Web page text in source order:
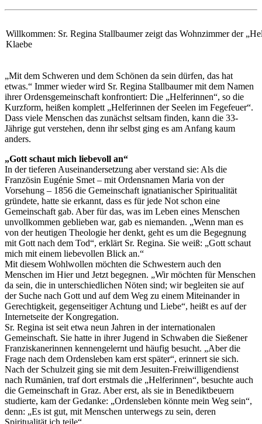
Willkommen: Sr. Regina Stallbaumer zeigt das Wohnzimmer der
Klaebe
„Mit dem Schweren und dem Schönen da sein dürfen, das hat
etwas.“ Immer wieder wird Sr. Regina Stallbaumer mit dem Namen
ihrer Ordensgemeinschaft konfrontiert: Die „Helferinnen“, so die
Kurzform, heißen komplett „Helferinnen der Seelen im Fegefeuer“.
Dass viele Menschen das zunächst seltsam finden, kann die 33-
Jährige gut verstehen, denn ihr selbst ging es am Anfang kaum
anders.
„Gott schaut mich liebevoll an“
In der tieferen Auseinandersetzung aber verstand sie: Als die
Französin Eugénie Smet – mit Ordensnamen Maria von der
Vorsehung – 1856 die Gemeinschaft ignatianischer Spiritualität
gründete, hatte sie erkannt, dass es für jede Not schon eine
Gemeinschaft gab. Aber für das, was im Leben eines Menschen
unvollkommen geblieben war, gab es niemanden. „Wenn man es
von der heutigen Theologie her denkt, geht es um die Begegnung
mit Gott nach dem Tod“, erklärt Sr. Regina. Sie weiß: „Gott schaut
mich mit einem liebevollen Blick an.“
Mit diesem Wohlwollen möchten die Schwestern auch den
Menschen im Hier und Jetzt ­begegnen. „Wir möchten für Menschen
da sein, die in unterschiedlichen Nöten sind; wir begleiten sie auf
der Suche nach Gott und auf dem Weg zu einem Miteinander in
Gerechtigkeit, ­gegenseitiger Achtung und Liebe“, heißt es auf der
Internetseite der Kongregation.
Sr. Regina ist seit etwa neun Jahren in der internationalen
Gemeinschaft. Sie hatte in ihrer Jugend in Schwaben die Sießener
Franziskanerinnen kennengelernt und häufig besucht. „Aber die
Frage nach dem Ordensleben kam erst später“, erinnert sie sich.
Nach der Schulzeit ging sie mit dem Jesuiten-Freiwilligendienst
nach Rumänien, traf dort erstmals die „Helferinnen“, besuchte auch
die Gemeinschaft in Graz. Aber erst, als sie in Benediktbeuern
studierte, kam der Gedanke: „Ordensleben könnte mein Weg sein“,
denn: „Es ist gut, mit Menschen unterwegs zu sein, deren
Spiritualität ich teile“.